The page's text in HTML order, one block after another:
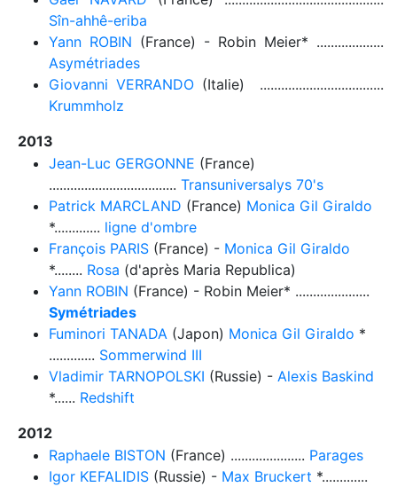
Sîn-ahhê-eriba
Yann ROBIN (France) - Robin Meier* ...................
Asymétriades
Giovanni VERRANDO(Italie) ...................................
Krummholz
2013
Jean-Luc GERGONNE (France)
.................................... Transuniversalys 70's
Patrick MARCLAND (France) Monica Gil Giraldo
*............. ligne d'ombre
François PARIS (France) - Monica Gil Giraldo
*........ Rosa (d'après Maria Republica)
Yann ROBIN (France) - Robin Meier* .....................
Symétriades
Fuminori TANADA (Japon) Monica Gil Giraldo *
............. Sommerwind III
Vladimir TARNOPOLSKI (Russie) - Alexis Baskind
*...... Redshift
2012
Raphaele BISTON (France) ..................... Parages
Igor KEFALIDIS (Russie) - Max Bruckert *.............